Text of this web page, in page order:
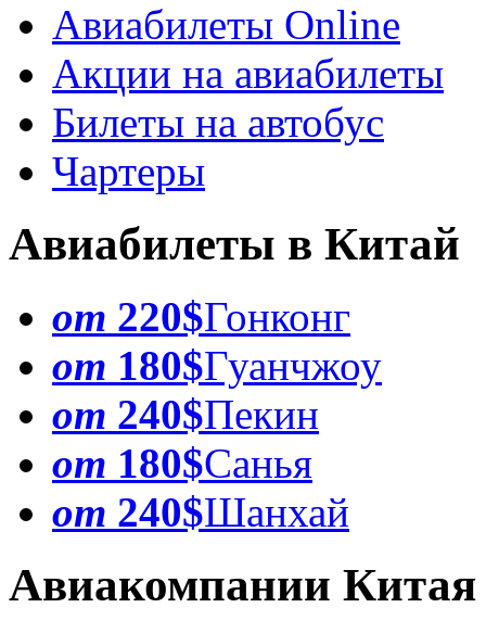
Авиабилеты Online
Акции на авиабилеты
Билеты на автобус
Чартеры
Авиабилеты в Китай
от 220$Гонконг
от 180$Гуанчжоу
от 240$Пекин
от 180$Санья
от 240$Шанхай
Авиакомпании Китая